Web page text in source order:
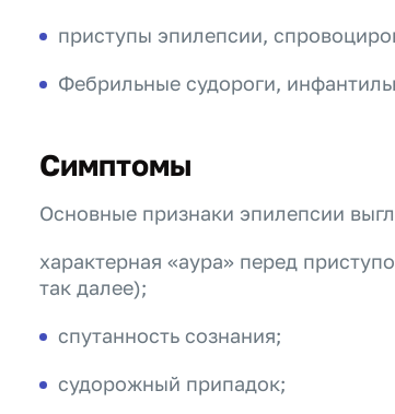
приступы эпилепсии,
Фебрильные судороги,
Симптомы
Основные признаки эпилепсии
характерная «аура» перед
так далее);
спутанность сознания;
судорожный припадок;